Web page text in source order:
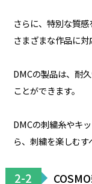
さらに、特別な質感
さまざまな作品に対
DMCの製品は、耐
ことができます。
DMCの刺繍糸やキ
ら、刺繍を楽しむす
2-2